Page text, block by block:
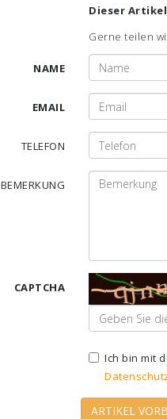
Dieser
Gerne teilen
NAME
EMAIL
TELEFON
BEMERKUNG
CAPTCHA
Ich bin mit
ARTIKEL